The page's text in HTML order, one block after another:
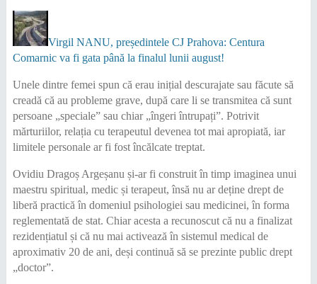
Virgil NANU, președintele CJ Prahova: Centura
Comarnic va fi gata până la finalul lunii august!
Unele dintre femei spun că erau inițial descurajate sau făcute să
creadă că au probleme grave, după care li se transmitea că sunt
persoane „speciale” sau chiar „îngeri întrupați”. Potrivit
mărturiilor, relația cu terapeutul devenea tot mai apropiată, iar
limitele personale ar fi fost încălcate treptat.
Ovidiu Dragoș Argeșanu și-ar fi construit în timp imaginea unui
maestru spiritual, medic și terapeut, însă nu ar deține drept de
liberă practică în domeniul psihologiei sau medicinei, în forma
reglementată de stat. Chiar acesta a recunoscut că nu a finalizat
rezidențiatul și că nu mai activează în sistemul medical de
aproximativ 20 de ani, deși continuă să se prezinte public drept
„doctor”.